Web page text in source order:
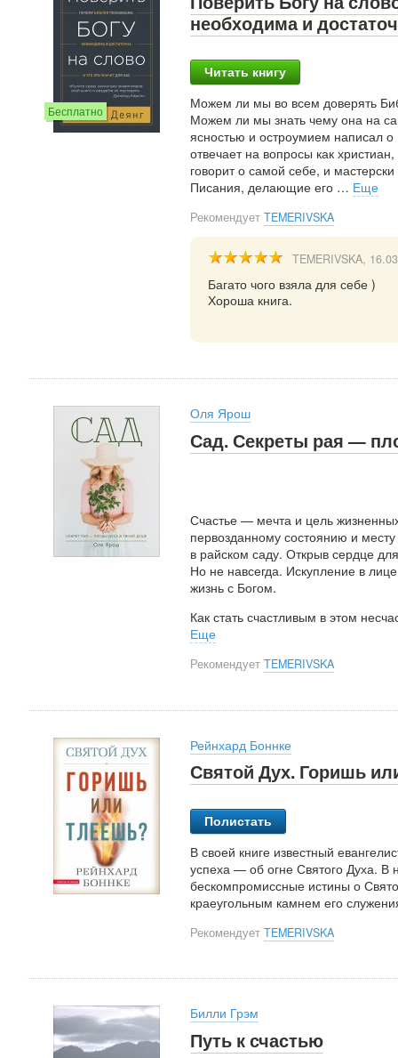
Бесплатно
необходима и
Читать книгу
Можем ли мы во всем доверять
Можем ли мы знать чему она на
ясностью и остроумием написал о
отвечает на вопросы как
говорит о самой себе, и
Писания, делающие его … Еще
Рекомендует TEMERIVSKA
TEMERIVSKA,
Багато чого взяла для себе )
Хороша книга.
Оля Ярош
Сад. Секреты рая —
Счастье — мечта и цель
первозданному состоянию и
в райском саду. Открыв сердце
Но не навсегда. Искупление в
жизнь с Богом.
Как стать счастливым в этом
Еще
Рекомендует TEMERIVSKA
Рейнхард Боннке
Святой Дух. Горишь
Полистать
В своей книге известный
успеха — об огне Святого Духа. В
бескомпромиссные истины о
краеугольным камнем его
Рекомендует TEMERIVSKA
Билли Грэм
Путь к счастью